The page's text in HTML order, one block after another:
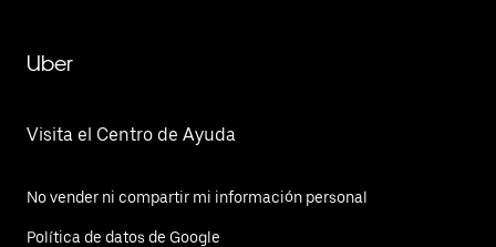
Uber
Visita el Centro de Ayuda
No vender ni compartir mi información personal
Política de datos de Google